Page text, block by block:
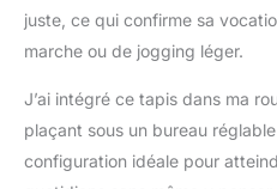
juste, ce qui confirme sa
marche ou de jogging léger.
J’ai intégré ce tapis dans ma
plaçant sous un bureau
configuration idéale pour